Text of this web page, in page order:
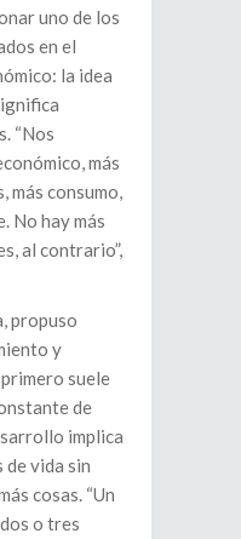
uno de los
en el
la idea
“Nos
más
más consumo,
No hay más
al contrario”,
propuso
y
suele
de
implica
vida sin
cosas. “Un
o tres